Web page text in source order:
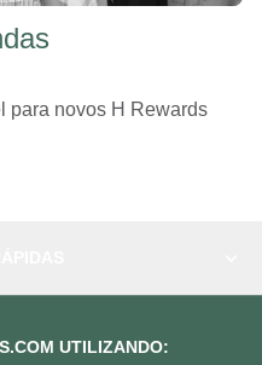
para novos H Rewards
UTILIZANDO: